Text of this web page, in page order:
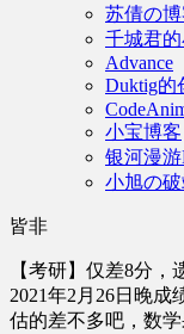
苏倩の博
千城君
Advance
Duktig的
小宝博客
银河漫
小旭の
皆非
【考研】仅差8分，
2021年2月26日晚
估的差不多吧，数